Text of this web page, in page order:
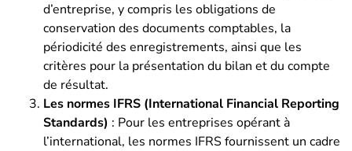
d’entreprise, y compris les obligations de
conservation des documents comptables, la
périodicité des enregistrements, ainsi que les
critères pour la présentation du bilan et du compte
de résultat.
Les normes IFRS (International Financial Reporting
Standards) : Pour les entreprises opérant à
l’international, les normes IFRS fournissent un cadre